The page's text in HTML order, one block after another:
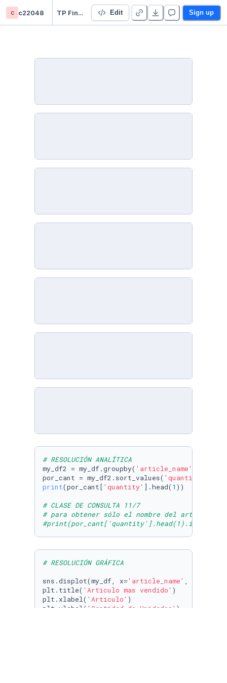
c c22048 TP Final Integrador - Claudia Buzzi C22048 Edit Sign up
# RESOLUCIÓN ANALÍTICA
my_df2 = my_df.groupby( 'article_name'
por_cant = my_df2.sort_values( 'quantity'
print(por_cant[ 'quantity' ].head( 1 ))
# CLASE DE CONSULTA 11/7
# para obtener sólo el nombre del artículo
# RESOLUCIÓN GRÁFICA
sns.displot(my_df, x='article_name' , color=
plt.title( 'Articulo mas vendido' )
plt.xlabel( 'Articulo' )
plt.ylabel( 'Cantidad de Unidades' )